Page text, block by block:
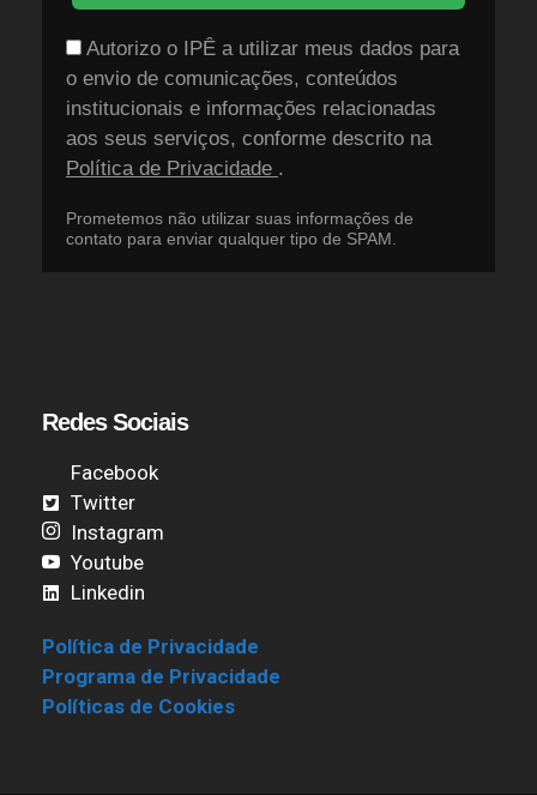
Autorizo o IPÊ a utilizar meus dados para
o envio de comunicações, conteúdos
institucionais e informações relacionadas
aos seus serviços, conforme descrito na
Política de Privacidade .
Prometemos não utilizar suas informações de
contato para enviar qualquer tipo de SPAM.
Redes Sociais
Facebook
Twitter
Instagram
Youtube
Linkedin
Política de Privacidade
Programa de Privacidade
Políticas de Cookies